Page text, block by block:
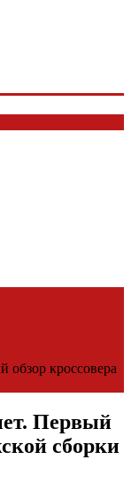
обзор кроссовера
Первый
сборки